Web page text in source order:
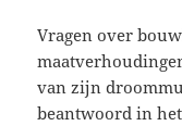
Vragen over
van zijn
beantwoord in